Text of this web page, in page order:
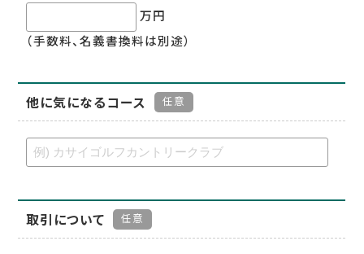
万円
（手数料、名義書換料は別途）
他に気になるコース 任意
取引について 任意